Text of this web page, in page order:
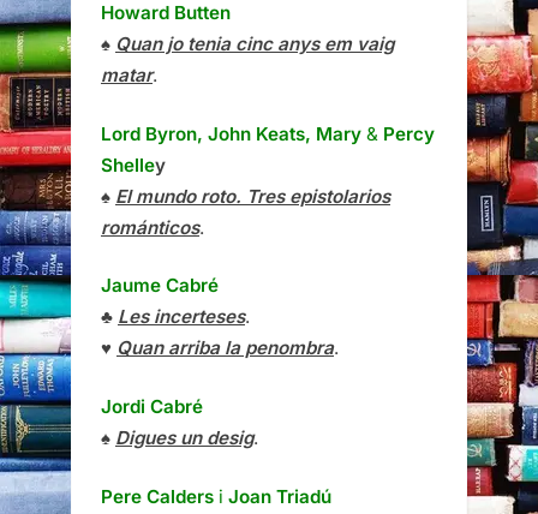
Howard Butten
♠ Quan jo tenia cinc anys em vaig
matar.
Lord Byron, John Keats, Mary & Percy
Shelley
♠ El mundo roto. Tres epistolarios
románticos.
Jaume Cabré
♣ Les incerteses.
♥ Quan arriba la penombra.
Jordi Cabré
♠ Digues un desig.
Pere Calders i Joan Triadú